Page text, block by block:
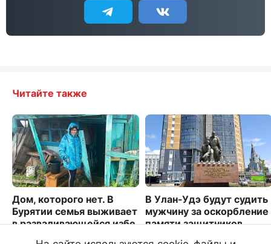
Читайте также
Дом, которого нет. В
Бурятии семья выживает
в разваливающейся избе
6367
В Улан-Удэ будут судить
мужчину за оскорбление
памяти защитников